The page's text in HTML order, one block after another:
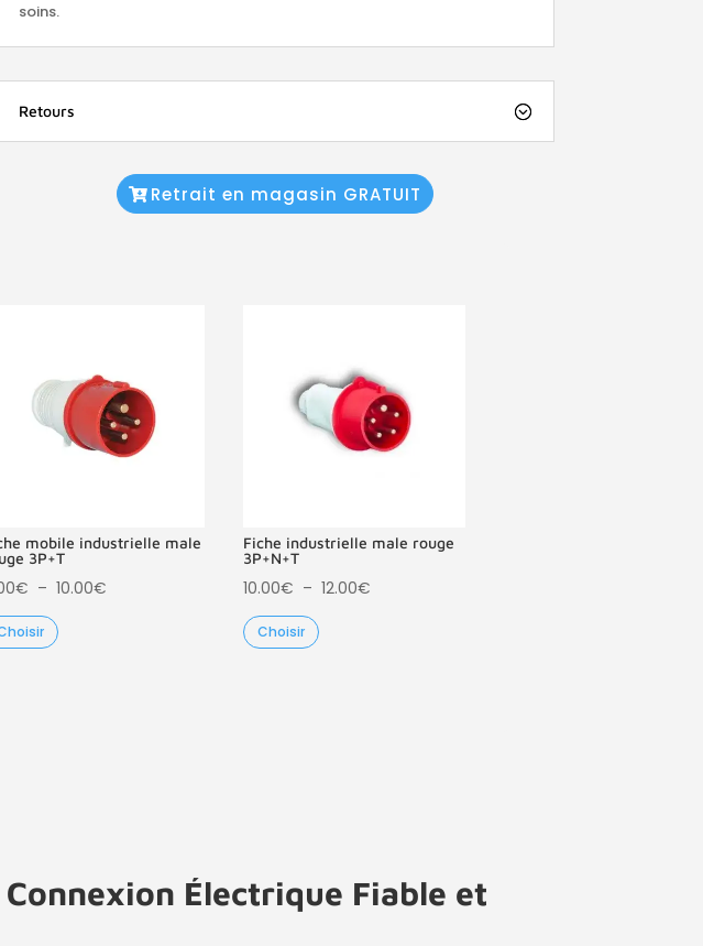
soins.
Retours
Retrait en magasin GRATUIT
mobile industrielle male
3P+T
€ – 10.00€Plage
Fiche industrielle male rouge
3P+N+T
10.00€ – 12.00€Plage
Choisir
Électrique Fiable et